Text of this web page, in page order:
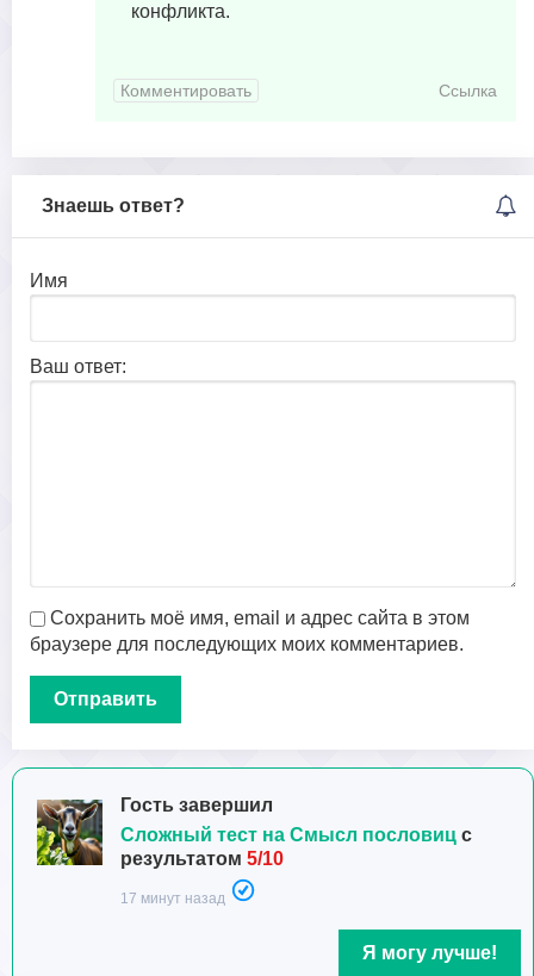
конфликта.
Комментировать Ссылка
Знаешь ответ?
Имя
Ваш ответ:
Сохранить моё имя, email и адрес сайта в этом
браузере для последующих моих комментариев.
Гость завершил
Сложный тест на Смысл пословиц с
результатом 5/10
17 минут назад
Я могу лучше!